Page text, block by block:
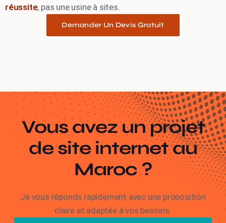
réussite, pas une usine à sites.
Demander Un Devis Gratuit
Vous avez un projet
de site internet au
Maroc ?
Je vous réponds rapidement avec une proposition
claire et adaptée à vos besoins.